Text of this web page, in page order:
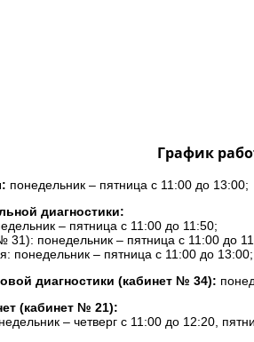
График
понедельник – пятница с 11:00 до 13:00;
диагностики:
– пятница с 11:00 до 11:50;
понедельник – пятница с 11:00 до
понедельник – пятница с 11:00 до 13:00;
диагностики (кабинет № 34):
(кабинет № 21):
– четверг с 11:00 до 12:20,